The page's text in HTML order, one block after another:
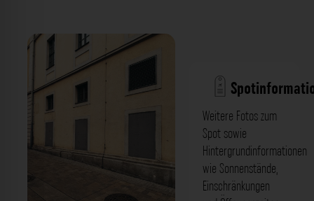
Weitere Fotos zum
Spot sowie
Hintergrundinformationen
wie Sonnenstände,
Einschränkungen